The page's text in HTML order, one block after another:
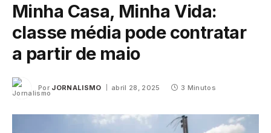
Minha Casa, Minha Vida:
classe média pode contratar
a partir de maio
Por JORNALISMO abril 28, 2025 3 Minutos